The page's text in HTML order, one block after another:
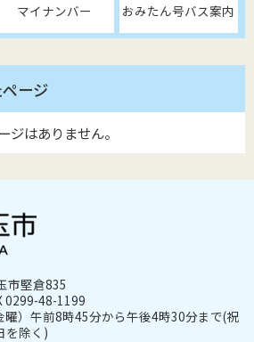
マイナンバー おみたん号バス案内
ージ
ジはありません。
市堅倉835
48-1199
）午前8時45分から午後4時30分まで(祝
を除く)